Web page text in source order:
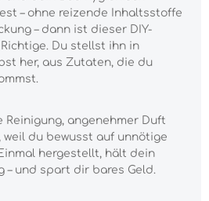
– ohne reizende Inhaltsstoffe
– dann ist dieser DIY-
Du stellst ihn in
her, aus Zutaten, die du
Reinigung, angenehmer Duft
weil du bewusst auf unnötige
hergestellt, hält dein
– und spart dir bares Geld.